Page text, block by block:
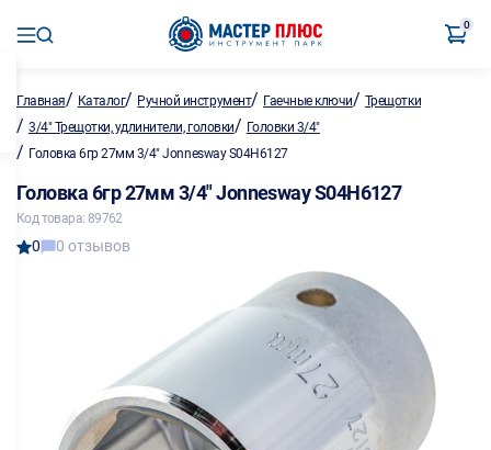
0
Главная/ Каталог/ Ручной инструмент/ Гаечные ключи/ Трещотки
/ 3/4" Трещотки, удлинители, головки/ Головки 3/4"
/ Головка 6гр 27мм 3/4" Jonnesway S04H6127
Головка 6гр 27мм 3/4" Jonnesway S04H6127
Код товара: 89762
0 0 отзывов